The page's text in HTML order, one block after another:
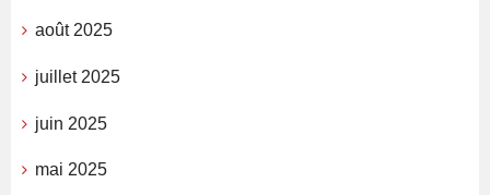
août 2025
juillet 2025
juin 2025
mai 2025